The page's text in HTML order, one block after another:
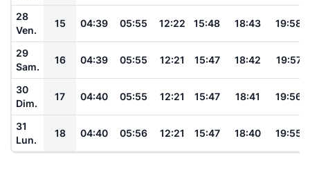
28
Ven.
15 04:39 05:55 12:22 15:48 18:43 19:58
29
Sam.
16 04:39 05:55 12:21 15:47 18:42 19:57
30
Dim.
17 04:40 05:55 12:21 15:47 18:41 19:56
31
Lun.
18 04:40 05:56 12:21 15:47 18:40 19:55